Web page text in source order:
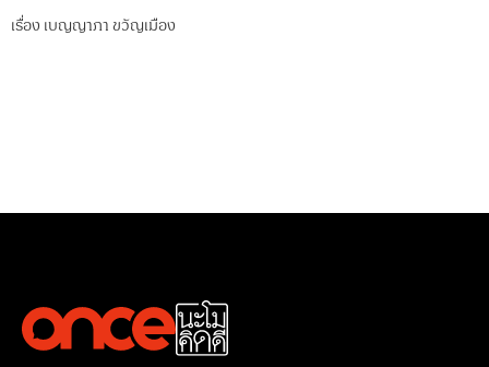
เรื่อง เบญญาภา ขวัญเมือง